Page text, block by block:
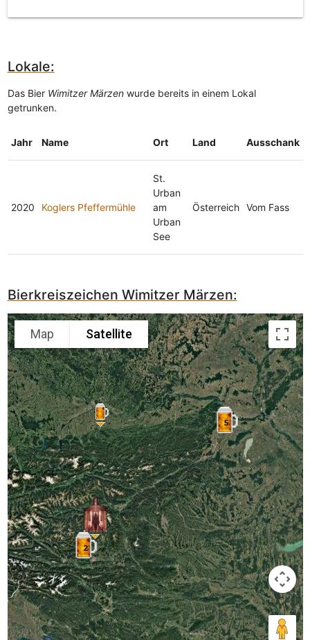
Lokale:
Das Bier Wimitzer Märzenwurde bereits in einem Lokal
getrunken.
Jahr Name Ort Land Ausschank
2020 Koglers Pfeffermühle
St.
Urban
am
Urban
See
Österreich Vom Fass
Bierkreiszeichen Wimitzer Märzen:
5
2
Map Satellite